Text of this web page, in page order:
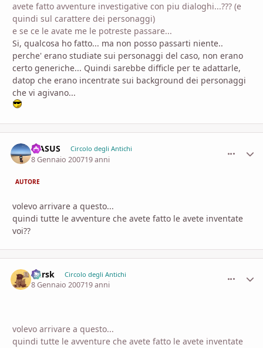
avete fatto avventure investigative con piu dialoghi...??? (e
quindi sul carattere dei personaggi)
e se ce le avate me le potreste passare...
Si, qualcosa ho fatto... ma non posso passarti niente..
perche' erano studiate sui personaggi del caso, non erano
certo generiche... Quindi sarebbe difficle per te adattarle,
datop che erano incentrate sui background dei personaggi
che vi agivano...
MASUS Circolo degli Antichi
8 Gennaio 200719 anni
AUTORE
volevo arrivare a questo...
quindi tutte le avventure che avete fatto le avete inventate
voi??
Kursk Circolo degli Antichi
8 Gennaio 200719 anni
volevo arrivare a questo...
quindi tutte le avventure che avete fatto le avete inventate